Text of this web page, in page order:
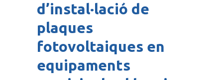
d’instal·lació de
plaques
fotovoltaiques en
equipaments